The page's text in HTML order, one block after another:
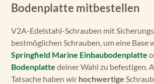
Bodenplatte mitbestellen
V2A-Edelstahl-Schrauben mit
bestmöglichen Schrauben, um eine Base
Springfield Marine Einbaubodenplatte
Bodenplatte deiner Wahl zu befestigen.
Tatsache haben wir hochwertige